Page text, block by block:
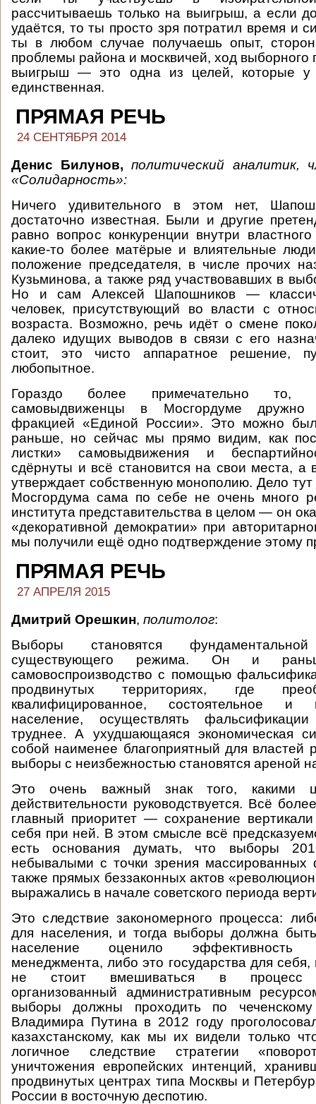
рассчитываешь только на выигрыш, а если
удаётся, то ты просто зря потратил время и
ты в любом случае получаешь опыт,
проблемы района и москвичей, ход выборного
выигрыш — это одна из целей, которые
единственная.
ПРЯМАЯ РЕЧЬ
24 СЕНТЯБРЯ 2014
Денис Билунов, политический аналитик,
«Солидарность»:
Ничего удивительного в этом нет,
достаточно известная. Были и другие
равно вопрос конкуренции внутри
какие-то более матёрые и влиятельные
положение председателя, в числе прочих
Кузьминова, а также ряд участвовавших в
Но и сам Алексей Шапошников —
человек, присутствующий во власти с
возраста. Возможно, речь идёт о смене
далеко идущих выводов в связи с его
стоит, это чисто аппаратное решение,
любопытное.
Гораздо более примечательно то,
самовыдвиженцы в Мосгордуме дружно
фракцией «Единой России». Это можно
раньше, но сейчас мы прямо видим, как
листки» самовыдвижения и
сдёрнуты и всё становится на свои места, а
утверждает собственную монополию. Дело
Мосгордума сама по себе не очень много
института представительства в целом — он
«декоративной демократии» при
мы получили ещё одно подтверждение этому
ПРЯМАЯ РЕЧЬ
27 АПРЕЛЯ 2015
Дмитрий Орешкин, политолог:
Выборы становятся
существующего режима. Он и
самовоспроизводство с помощью
продвинутых территориях, где
квалифицированное, состоятельное и
население, осуществлять
труднее. А ухудшающаяся экономическая
собой наименее благоприятный для властей
выборы с неизбежностью становятся ареной
Это очень важный знак того, какими
действительности руководствуется. Всё
главный приоритет — сохранение
себя при ней. В этом смысле всё
есть основания думать, что выборы
небывалыми с точки зрения массированных
также прямых беззаконных актов
выражались в начале советского периода
Это следствие закономерного процесса:
для населения, и тогда выборы должна
население оценило эффективность
менеджмента, либо это государства для себя,
не стоит вмешиваться в процесс
организованный административным
выборы должны проходить по
Владимира Путина в 2012 году
казахстанскому, как мы их видели только
логичное следствие стратегии
уничтожения европейских интенций,
продвинутых центрах типа Москвы и
России в восточную деспотию.